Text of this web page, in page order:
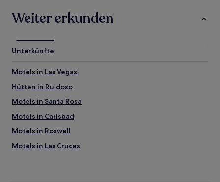
Weiter erkunden
Unterkünfte
Motels in Las Vegas
Hütten in Ruidoso
Motels in Santa Rosa
Motels in Carlsbad
Motels in Roswell
Motels in Las Cruces